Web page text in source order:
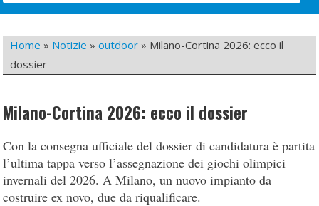
Home » Notizie »outdoor » Milano-Cortina 2026: ecco il
dossier
Milano-Cortina 2026: ecco il dossier
Con la consegna ufficiale del dossier di candidatura è partita
l’ultima tappa verso l’assegnazione dei giochi olimpici
invernali del 2026. A Milano, un nuovo impianto da
costruire ex novo, due da riqualificare.